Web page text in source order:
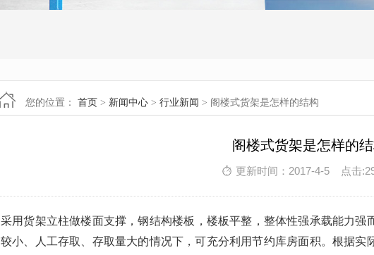
您的位置： 首页 > 新闻中心 > 行业新闻 > 阁楼式货架是怎样的结构
阁楼式货架是怎样的
更新时间：2017-4-5 点击
采用货架立柱做楼面支撑，钢结构楼板，楼板平整，整体性强承载能力
较小、人工存取、存取量大的情况下，可充分利用节约库房面积。根据实